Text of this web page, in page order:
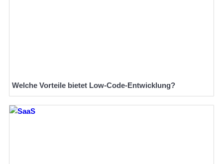
Welche Vorteile bietet Low-Code-Entwicklung?